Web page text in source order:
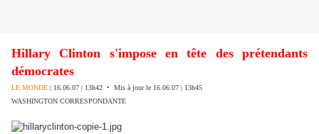
Hillary Clinton s'impose en tête des prétendants
démocrates
LE MONDE | 16.06.07 | 13h42 • Mis à jour le 16.06.07 | 13h45
WASHINGTON CORRESPONDANTE